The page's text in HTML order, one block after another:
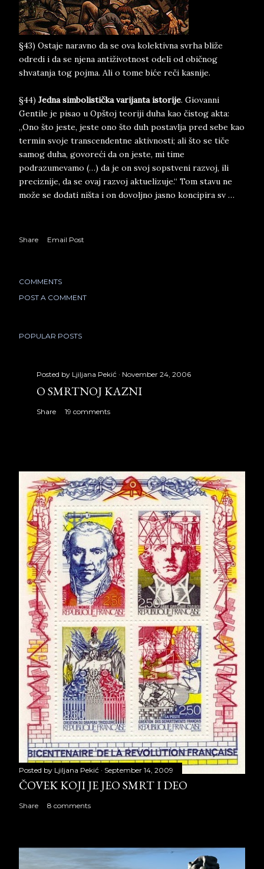
§43) Ostaje naravno da se ova kolektivna svrha bliže
odredi i da se njena antiživotnost odeli od običnog
shvatanja tog pojma. Ali o tome biće reči kasnije.
§44) Jedna simbolistička varijanta istorije. Giovanni
Gentile je pisao u Opštoj teoriji duha kao čistog akta:
„Ono što jeste, jeste ono što duh postavlja pred sebe kao
termin svoje transcendentne aktivnosti; ali što se tiče
samog duha, govoreći da on jeste, mi time
podrazumevamo (…) da je on svoj sopstveni razvoj, ili
preciznije, da se ovaj razvoj aktuelizuje.“ Tom stavu ne
može se dodati ništa i on dovoljno jasno koncipira sv …
Share Email Post
COMMENTS
POST A COMMENT
POPULAR POSTS
Posted by Ljiljana Pekić November 24, 2006
O SMRTNOJ KAZNI
Share 19 comments
Posted by Ljiljana Pekić September 14, 2009
ČOVEK KOJI JE JEO SMRT I DEO
Share 8 comments